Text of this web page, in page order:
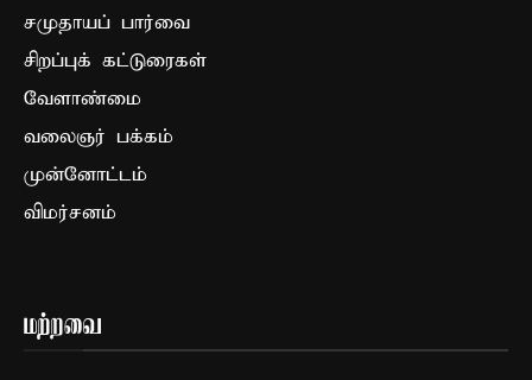
சமுதாயப் பார்வை
சிறப்புக் கட்டுரைகள்
வேளாண்மை
வலைஞர் பக்கம்
முன்னோட்டம்
விமர்சனம்
மற்றவை